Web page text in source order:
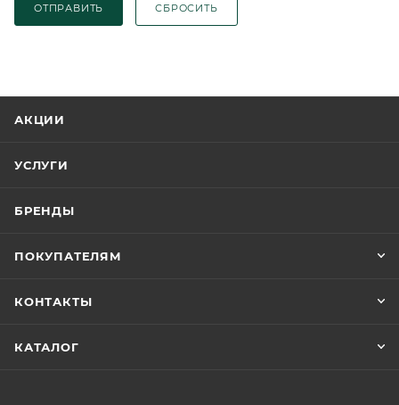
ОТПРАВИТЬ СБРОСИТЬ
АКЦИИ
УСЛУГИ
БРЕНДЫ
ПОКУПАТЕЛЯМ
КОНТАКТЫ
КАТАЛОГ